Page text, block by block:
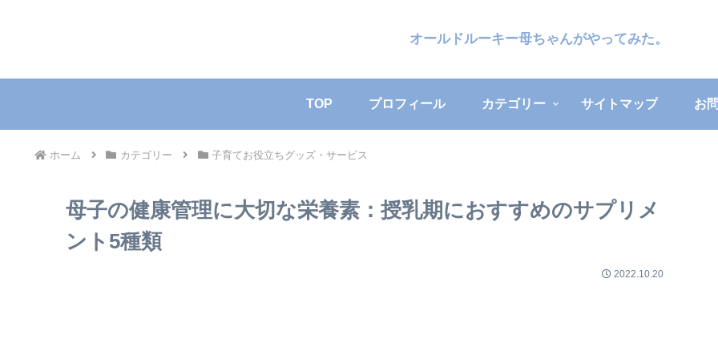
オールドルーキー母ちゃんがやってみた。
TOP プロフィール カテゴリー サイトマップ お
ホーム カテゴリー 子育てお役立ちグッズ・サービス
母子の健康管理に大切な栄養素：授乳期におすすめのサプリメ
ント5種類
2022.10.20